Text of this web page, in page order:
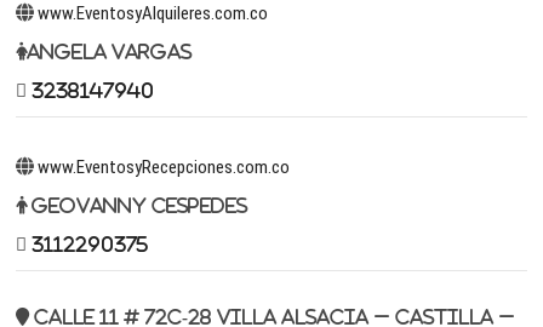
www.EventosyAlquileres.com.co
Angela Vargas
3238147940
www.EventosyRecepciones.com.co
Geovanny Cespedes
3112290375
Calle 11 # 72c-28 Villa Alsacia – Castilla –